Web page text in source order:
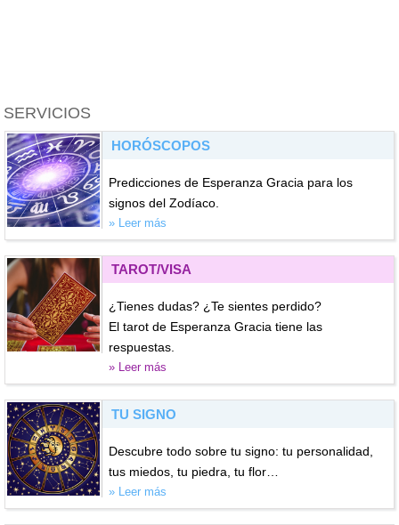
SERVICIOS
HORÓSCOPOS
Predicciones de Esperanza Gracia para los
signos del Zodíaco.
» Leer más
TAROT/VISA
¿Tienes dudas? ¿Te sientes perdido?
El tarot de Esperanza Gracia tiene las
respuestas.
» Leer más
TU SIGNO
Descubre todo sobre tu signo: tu personalidad,
tus miedos, tu piedra, tu flor…
» Leer más